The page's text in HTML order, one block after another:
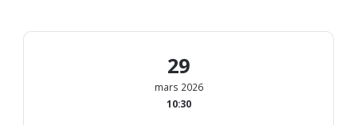
29
mars 2026
10:30